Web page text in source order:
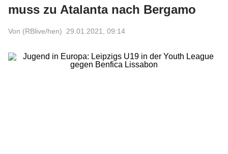
muss zu Atalanta nach Bergamo
Von (RBlive/hen) 29.01.2021, 09:14